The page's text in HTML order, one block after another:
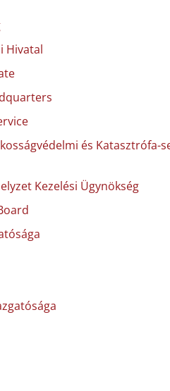
Hivatal
és Katasztrófa-
Kezelési Ügynökség